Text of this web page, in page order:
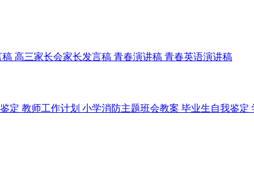
稿 高三家长会家长发言稿 青春演讲稿 青春英语演讲稿
定 教师工作计划 小学消防主题班会教案 毕业生自我鉴定